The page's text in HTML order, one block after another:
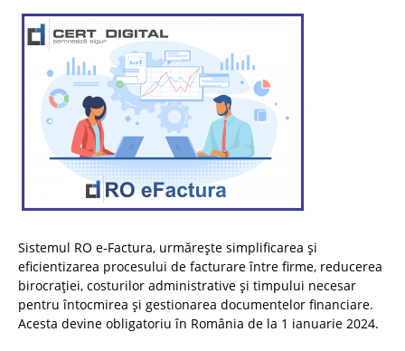
Sistemul RO e-Factura, urmărește simplificarea și
eficientizarea procesului de facturare între firme, reducerea
birocrației, costurilor administrative și timpului necesar
pentru întocmirea și gestionarea documentelor financiare.
Acesta devine obligatoriu în România de la 1 ianuarie 2024.